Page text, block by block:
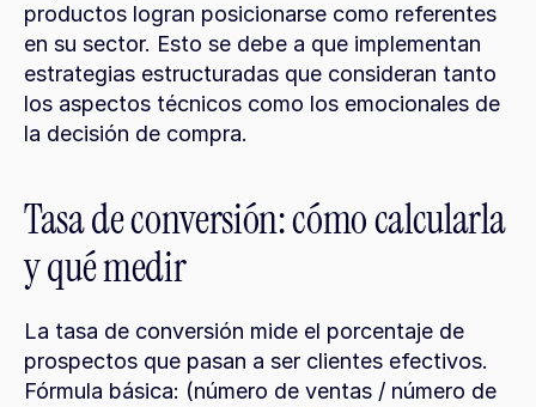
productos logran posicionarse como referentes
en su sector. Esto se debe a que implementan
estrategias estructuradas que consideran tanto
los aspectos técnicos como los emocionales de
la decisión de compra.
Tasa de conversión: cómo calcularla
y qué medir
La tasa de conversión mide el porcentaje de
prospectos que pasan a ser clientes efectivos.
Fórmula básica: (número de ventas / número de